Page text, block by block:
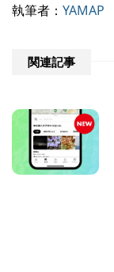
執筆者： YAMAP
関連記事